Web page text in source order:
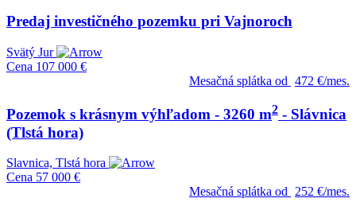
Predaj investičného pozemku pri Vajnoroch
Svätý Jur
Cena 107 000 €
Mesačná splátka od 472 €/mes.
Pozemok s krásnym výhľadom - 3260 m2 - Slávnica
(Tlstá hora)
Slavnica, Tlstá hora
Cena 57 000 €
Mesačná splátka od
252 €/mes.